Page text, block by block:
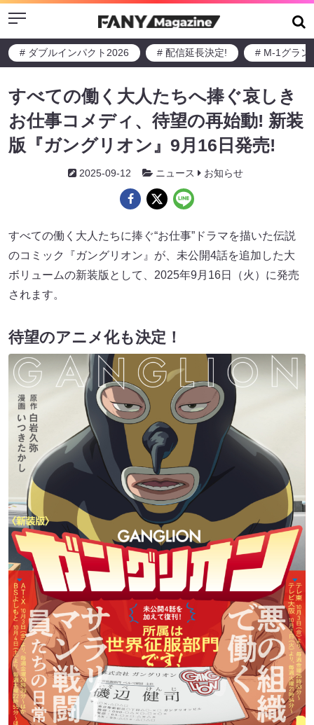
Menu
# ダブルインパクト2026 # 配信延長決定! # M-1グラン
すべての働く大人たちへ捧ぐ哀しき
お仕事コメディ、待望の再始動! 新装
版『ガングリオン』9月16日発売!
2025-09-12 ニュース お知らせ
すべての働く大人たちに捧ぐ“お仕事”ドラマを描いた伝説
のコミック『ガングリオン』が、未公開4話を追加した大
ボリュームの新装版として、2025年9月16日（火）に発売
されます。
待望のアニメ化も決定！